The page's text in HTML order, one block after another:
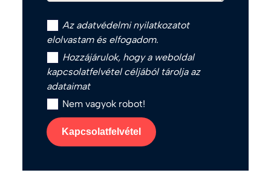
Az adatvédelmi nyilatkozatot
elolvastam és elfogadom.
Hozzájárulok, hogy a weboldal
kapcsolatfelvétel céljából tárolja az
adataimat
Nem vagyok robot!
Kapcsolatfelvétel